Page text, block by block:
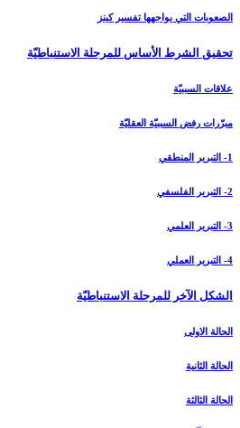
الصعوبات التي يواجهها تفسير كينز
تحقيق الشرط الأساس للمرحلة الاستنباطيّة
علاقات السببيّة
مبرّرات رفض السببيّة العقليّة
1- التبرير المنطقي
2- التبرير الفلسفي
3- التبرير العلمي
4- التبرير العملي
الشكل الآخر للمرحلة الاستنباطيّة
الحالة الاولى
الحالة الثانية
الحالة الثالثة